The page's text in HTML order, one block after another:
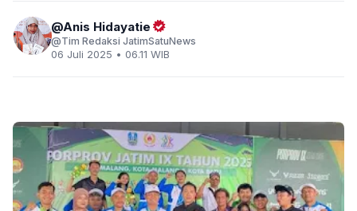
Anis Hidayatie
Tim Redaksi JatimSatuNews
06 Juli 2025 • 06.11 WIB